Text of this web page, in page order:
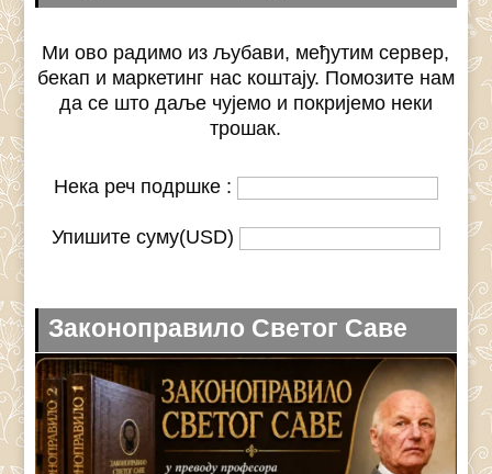
Ми ово радимо из љубави, међутим сервер,
бекап и маркетинг нас коштају. Помозите нам
да се што даље чујемо и покријемо неки
трошак.
Нека реч подршке :
Упишите суму(USD)
Законоправило Светог Саве